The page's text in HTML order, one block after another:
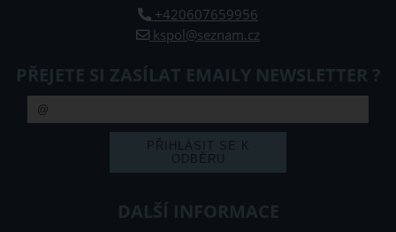
+420607659956
kspol@seznam.cz
PŘEJETE SI ZASÍLAT EMAILY NEWSLETTER ?
DALŠÍ INFORMACE